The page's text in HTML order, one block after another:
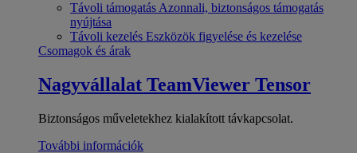
Távoli támogatás Azonnali, biztonságos támogatás
nyújtása
Távoli kezelés Eszközök figyelése és kezelése
Csomagok és árak
Nagyvállalat TeamViewer Tensor
Biztonságos műveletekhez kialakított távkapcsolat.
További információk